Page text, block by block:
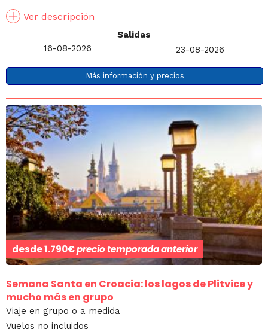
Ver descripción
Salidas
16-08-2026
23-08-2026
Más información y precios
desde1.790€precio temporada anterior
Semana Santa en Croacia: los lagos de Plitvice y
mucho más en grupo
Viaje en grupo o a medida
Vuelos no incluidos